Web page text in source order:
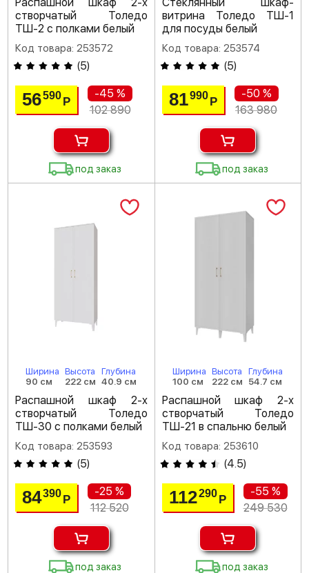
створчатый Толедо
ТШ-2 с полками белый
Код товара: 253572
(5)
56590Р
-45 %
102 890
под заказ
витрина Толедо ТШ-1
для посуды белый
Код товара: 253574
(5)
81990 Р
-50 %
163 980
под заказ
Ширина
90 см
Высота
222 см
Глубина
40.9 см
Распашной шкаф 2-х
створчатый Толедо
ТШ-30 с полками белый
Код товара: 253593
(5)
84390Р
-25 %
112 520
под заказ
Ширина
100 см
Высота
222 см
Глубина
54.7 см
Распашной шкаф 2-х
створчатый Толедо
ТШ-21 в спальню белый
Код товара: 253610
(4.5)
112290 Р
-55 %
249 530
под заказ